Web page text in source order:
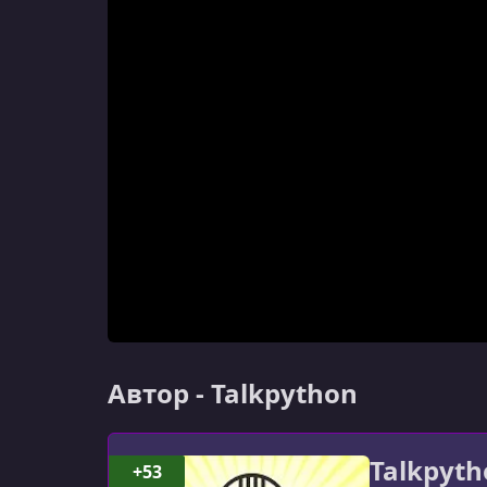
Автор - Talkpython
+53